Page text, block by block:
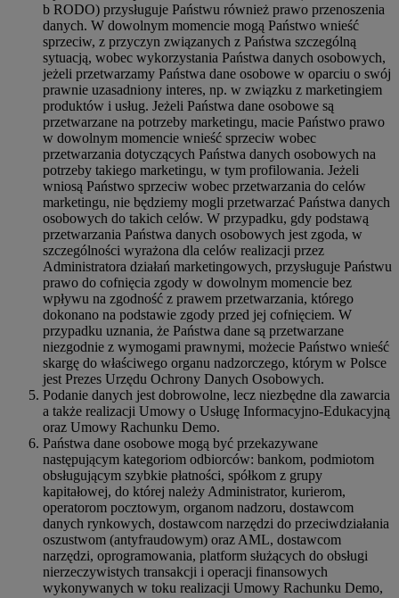
b RODO) przysługuje Państwu również prawo przenoszenia
danych. W dowolnym momencie mogą Państwo wnieść
sprzeciw, z przyczyn związanych z Państwa szczególną
sytuacją, wobec wykorzystania Państwa danych osobowych,
jeżeli przetwarzamy Państwa dane osobowe w oparciu o swój
prawnie uzasadniony interes, np. w związku z marketingiem
produktów i usług. Jeżeli Państwa dane osobowe są
przetwarzane na potrzeby marketingu, macie Państwo prawo
w dowolnym momencie wnieść sprzeciw wobec
przetwarzania dotyczących Państwa danych osobowych na
potrzeby takiego marketingu, w tym profilowania. Jeżeli
wniosą Państwo sprzeciw wobec przetwarzania do celów
marketingu, nie będziemy mogli przetwarzać Państwa danych
osobowych do takich celów. W przypadku, gdy podstawą
przetwarzania Państwa danych osobowych jest zgoda, w
szczególności wyrażona dla celów realizacji przez
Administratora działań marketingowych, przysługuje Państwu
prawo do cofnięcia zgody w dowolnym momencie bez
wpływu na zgodność z prawem przetwarzania, którego
dokonano na podstawie zgody przed jej cofnięciem. W
przypadku uznania, że Państwa dane są przetwarzane
niezgodnie z wymogami prawnymi, możecie Państwo wnieść
skargę do właściwego organu nadzorczego, którym w Polsce
jest Prezes Urzędu Ochrony Danych Osobowych.
Podanie danych jest dobrowolne, lecz niezbędne dla zawarcia
a także realizacji Umowy o Usługę Informacyjno-Edukacyjną
oraz Umowy Rachunku Demo.
Państwa dane osobowe mogą być przekazywane
następującym kategoriom odbiorców: bankom, podmiotom
obsługującym szybkie płatności, spółkom z grupy
kapitałowej, do której należy Administrator, kurierom,
operatorom pocztowym, organom nadzoru, dostawcom
danych rynkowych, dostawcom narzędzi do przeciwdziałania
oszustwom (antyfraudowym) oraz AML, dostawcom
narzędzi, oprogramowania, platform służących do obsługi
nierzeczywistych transakcji i operacji finansowych
wykonywanych w toku realizacji Umowy Rachunku Demo,